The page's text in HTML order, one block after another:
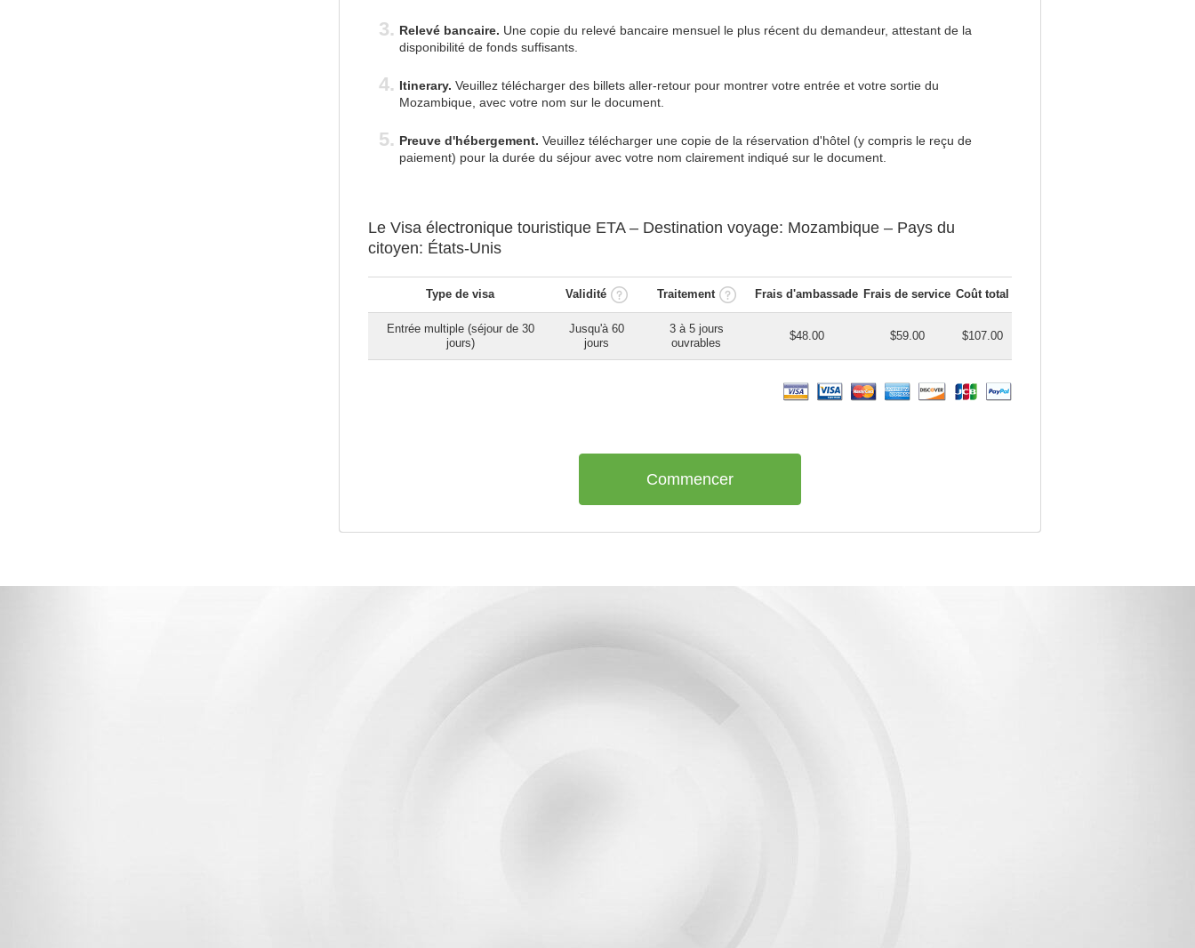
Relevé bancaire. Une copie du relevé bancaire mensuel le plus récent du demandeur, attestant de la
disponibilité de fonds suffisants.
Itinerary. Veuillez télécharger des billets aller-retour pour montrer votre entrée et votre sortie du
Mozambique, avec votre nom sur le document.
Preuve d'hébergement. Veuillez télécharger une copie de la réservation d'hôtel (y compris le reçu de
paiement) pour la durée du séjour avec votre nom clairement indiqué sur le document.
Le Visa électronique touristique ETA– Destination voyage: Mozambique – Pays du
citoyen: États-Unis
Type de visa Validité Traitement Frais d'ambassade Frais de service Coût total
Entrée multiple (séjour de 30
jours)
Jusqu'à 60
jours
3 à 5 jours
ouvrables
$48.00 $59.00 $107.00
Commencer